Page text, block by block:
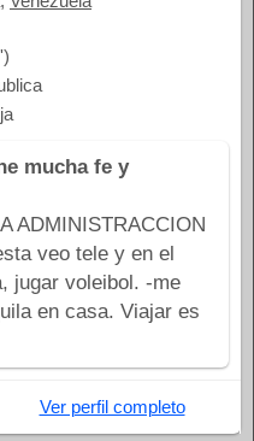
mucha fe y
ADMINISTRACCION
veo tele y en el
jugar voleibol. -me
en casa. Viajar es
Ver perfil completo